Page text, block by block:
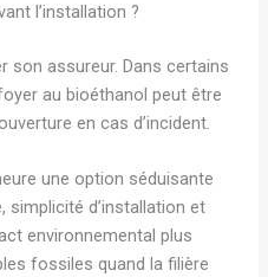
l’installation ?
son assureur. Dans certains
au bioéthanol peut être
en cas d’incident.
une option séduisante
simplicité d’installation et
environnemental plus
fossiles quand la filière